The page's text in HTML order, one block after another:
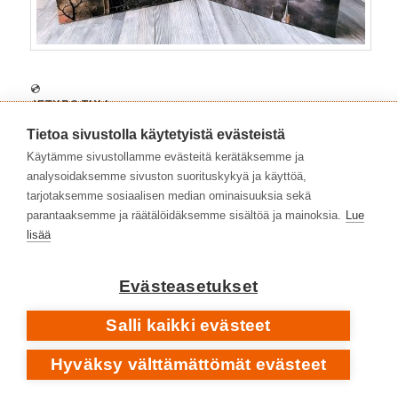
💿
JETHRO TULL
This Was
| Island 1968
Stand Up
| Island 1969
1970-LUKU
Benefit
Thick As A Brick
| Chrysalis 1972
A Passion Play
| Chrysalis 1973
| Chrysalis 1974
Minstrel In The Gallery
| Chrysalis 1975
Too Old To Rock ’n’ Roll: Too Young To Die!
|
Tietoa sivustolla käytetyistä evästeistä
Käytämme sivustollamme evästeitä kerätäksemme ja
analysoidaksemme sivuston suorituskykyä ja käyttöä,
tarjotaksemme sosiaalisen median ominaisuuksia sekä
parantaaksemme ja räätälöidäksemme sisältöä ja mainoksia. Lue
lisää
Evästeasetukset
Salli kaikki evästeet
Hyväksy välttämättömät evästeet